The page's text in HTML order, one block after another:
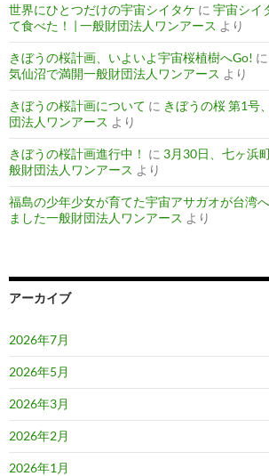
世界にひとつだけの宇宙シイタケ に 宇宙シイ
て食べた！ | 一般財団法人ワンアース より
きぼうの桜計画、いよいよ宇宙桜植樹へGo! に
気仙沼で満開一般財団法人ワンアース より
きぼうの桜計画について に きぼうの桜 第1号
団法人ワンアース より
きぼうの桜計画進行中！ に 3月30日、七ヶ浜
般財団法人ワンアース より
福島の少年少女が育てた宇宙アサガオが台湾へ
ました一般財団法人ワンアース より
アーカイブ
2026年7月
2026年5月
2026年3月
2026年2月
2026年1月